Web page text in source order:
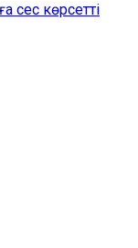
сес көрсетті